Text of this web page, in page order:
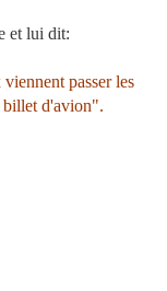
et lui dit:
passer les
billet d'avion".